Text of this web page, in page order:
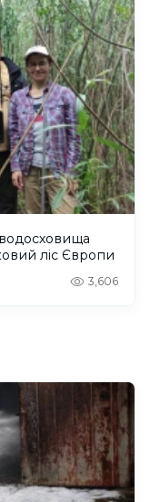
ліс Європи
3,606